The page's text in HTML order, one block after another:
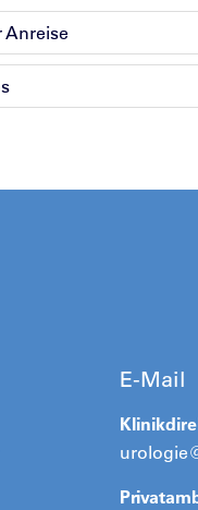
Anreise
E-Mail